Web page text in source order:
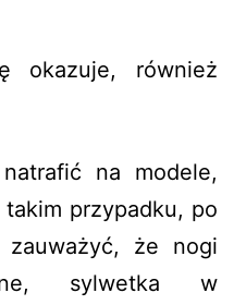
okazuje, również
na modele,
przypadku, po
zauważyć, że nogi
sylwetka w